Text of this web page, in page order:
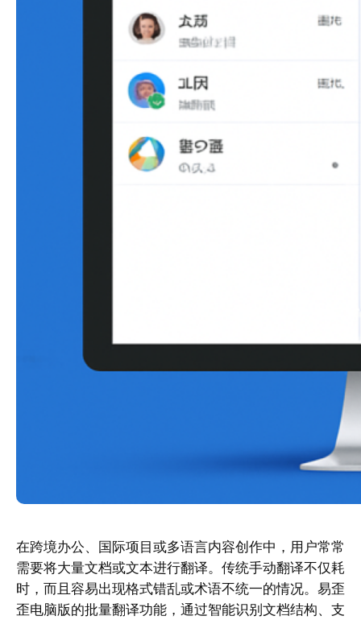
在跨境办公、国际项目或多语言内容创作中，用户常常
需要将大量文档或文本进行翻译。传统手动翻译不仅耗
时，而且容易出现格式错乱或术语不统一的情况。易歪
歪电脑版的批量翻译功能，通过智能识别文档结构、支